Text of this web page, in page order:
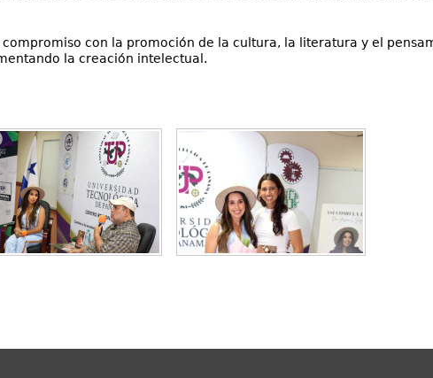
con la promoción de la cultura, la literatura y el
la creación intelectual.